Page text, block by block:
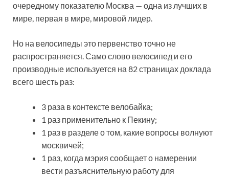
очередному показателю Москва — одна из лучших в
мире, первая в мире, мировой лидер.
Но на велосипеды это первенство точно не
распространяется. Само слово велосипед и его
производные используется на 82 страницах доклада
всего шесть раз:
3 раза в контексте велобайка;
1 раз применительно к Пекину;
1 раз в разделе о том, какие вопросы волнуют
москвичей;
1 раз, когда мэрия сообщает о намерении
вести разъяснительную работу для